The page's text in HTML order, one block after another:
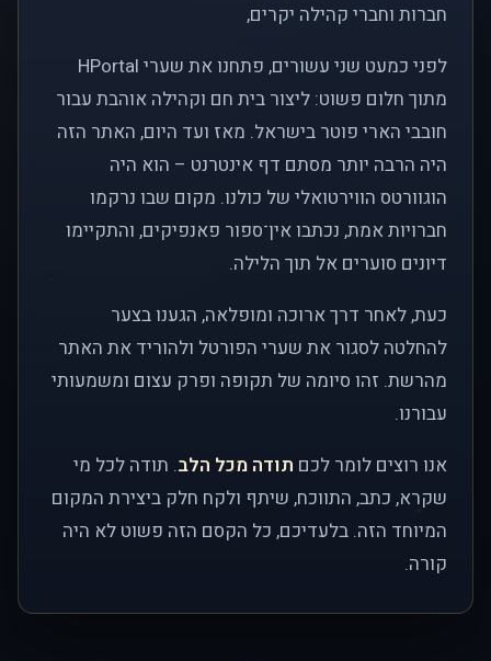
חברות וחברי קהילה יקרים,
לפני כמעט שני עשורים, פתחנו את שערי HPortal
מתוך חלום פשוט: ליצור בית חם וקהילה אוהבת עבור
חובבי הארי פוטר בישראל. מאז ועד היום, האתר הזה
היה הרבה יותר מסתם דף אינטרנט – הוא היה
הוגוורטס הווירטואלי של כולנו. מקום שבו נרקמו
חברויות אמת, נכתבו אין־ספור פאנפיקים, והתקיימו
דיונים סוערים אל תוך הלילה.
כעת, לאחר דרך ארוכה ומופלאה, הגענו בצער
להחלטה לסגור את שערי הפורטל ולהוריד את האתר
מהרשת. זהו סיומה של תקופה ופרק עצום ומשמעותי
עבורנו.
אנו רוצים לומר לכם תודה מכל הלב. תודה לכל מי
שקרא, כתב, התווכח, שיתף ולקח חלק ביצירת המקום
המיוחד הזה. בלעדיכם, כל הקסם הזה פשוט לא היה
קורה.